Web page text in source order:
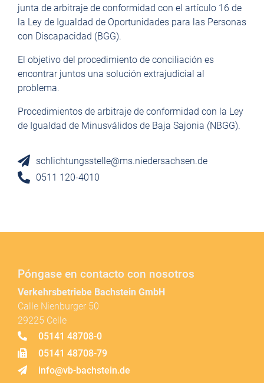
junta de arbitraje de conformidad con el artículo 16 de
la Ley de Igualdad de Oportunidades para las Personas
con Discapacidad (BGG).
El objetivo del procedimiento de conciliación es
encontrar juntos una solución extrajudicial al
problema.
Procedimientos de arbitraje de conformidad con la Ley
de Igualdad de Minusválidos de Baja Sajonia (NBGG).
schlichtungsstelle@ms.niedersachsen.de
0511 120-4010
Póngase en contacto con nosotros
Verkehrsbetriebe Bachstein GmbH
Calle Nienburger 50
29225 Celle
05141 48708-0
05141 48708-79
info@vb-bachstein.de